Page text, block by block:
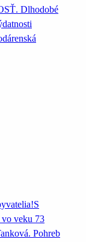
Dlhodobé
veku 73
Pohreb